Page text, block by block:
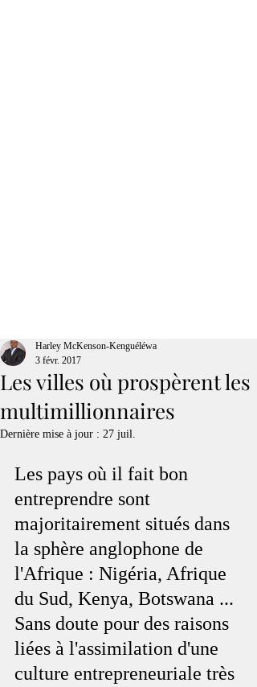
Les villes où prospèrent les
multimillionnaires
Harley McKenson-Kenguéléwa
3 févr. 2017
Dernière mise à jour : 27 juil.
Les pays où il fait bon
entreprendre sont
majoritairement situés dans
la sphère anglophone de
l'Afrique : Nigéria, Afrique
du Sud, Kenya, Botswana ...
Sans doute pour des raisons
liées à l'assimilation d'une
culture entrepreneuriale très